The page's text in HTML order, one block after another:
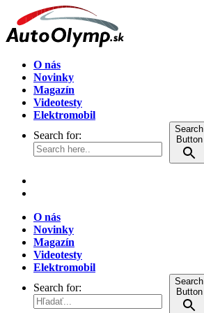
O nás
Novinky
Magazín
Videotesty
Elektromobil
Search for:
Search
Button
O nás
Novinky
Magazín
Videotesty
Elektromobil
Search for:
Search
Button